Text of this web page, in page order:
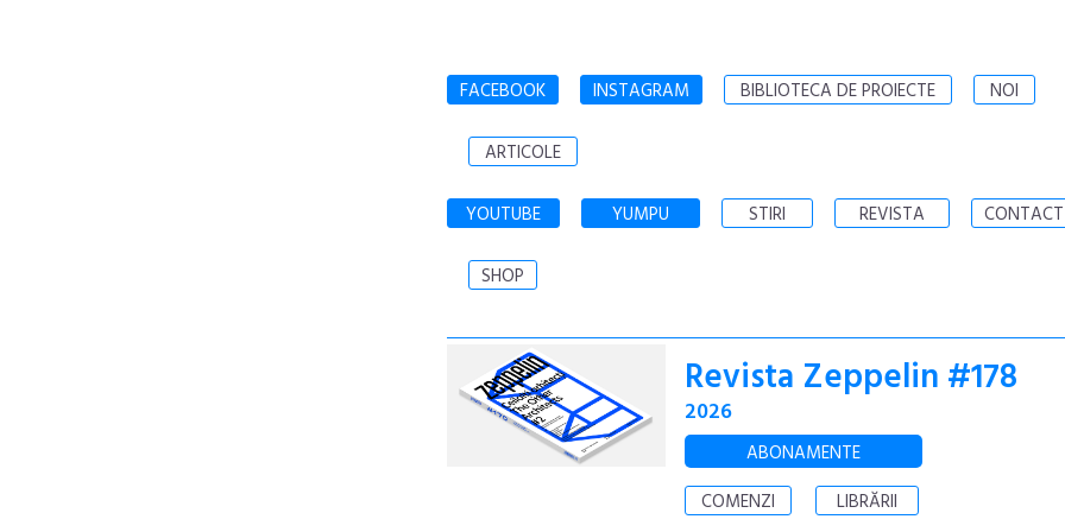
FACEBOOK INSTAGRAM BIBLIOTECA DE PROIECTE NOI
ARTICOLE
YOUTUBE YUMPU STIRI REVISTA CONTACT
SHOP
Revista Zeppelin #178
2026
ABONAMENTE
COMENZI
LIBRĂRII